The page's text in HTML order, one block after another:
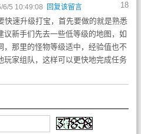
18
6/5 10:49:08 回复该留言
快速升级打宝，首先要做的就是熟悉
议新手们先去一些低等级的地图，如
，那里的怪物等级适中，经验值也不
玩家组队，这样可以更快地完成任务